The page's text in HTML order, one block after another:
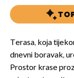
Terasa, koja
dnevni boravak,
Prostor krase